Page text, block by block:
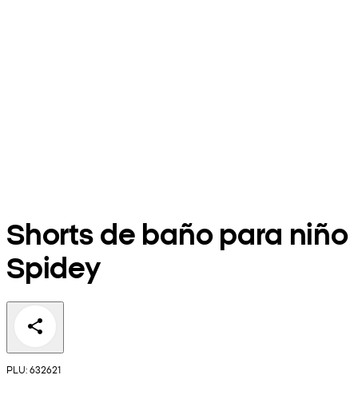
Shorts de baño para niño
Spidey
PLU: 632621